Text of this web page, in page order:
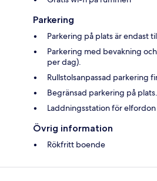
Parkering
Parkering på plats är endast
Parkering med bevakning
per dag).
Rullstolsanpassad parkering
Begränsad parkering på plats.
Laddningsstation för
Övrig information
Rökfritt boende